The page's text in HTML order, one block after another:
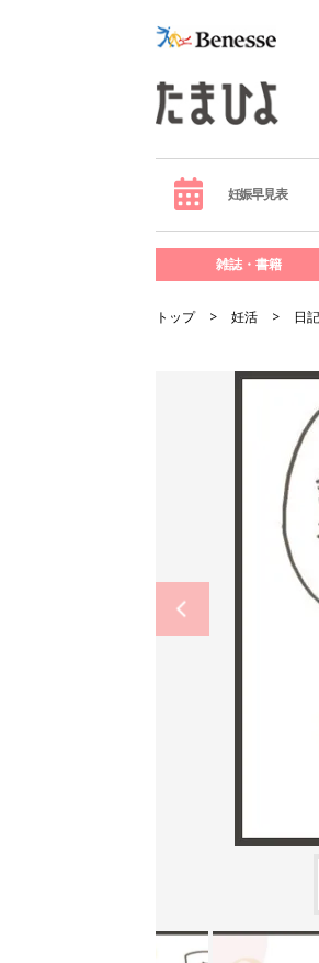
妊娠早見表
雑誌・書籍
トップ 妊活 日